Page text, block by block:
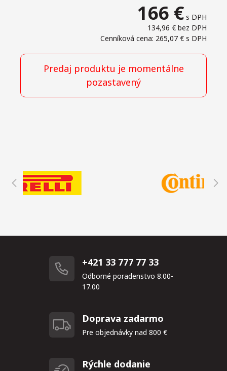
166 € s DPH
134,96 € bez DPH
Cenníková cena: 265,07 € s DPH
Predaj produktu je momentálne
pozastavený
+421 33 777 77 33
Odborné poradenstvo 8.00-
17.00
Doprava zadarmo
Pre objednávky nad 800 €
Rýchle dodanie